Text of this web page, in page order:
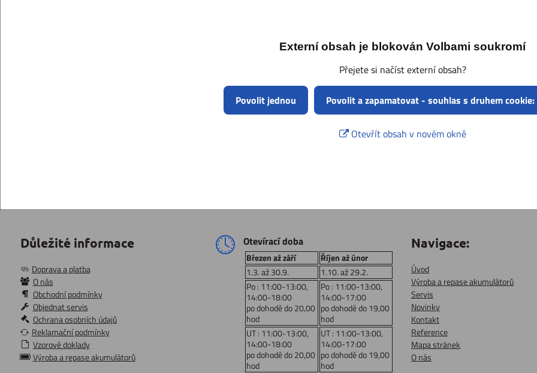
Externí obsah je blokován Volbami soukromí
Přejete si načíst externí obsah?
Povolit jednou Povolit a zapamatovat - souhlas s druhem
Otevřít obsah v novém okně
Důležité informace
Doprava a platba
O nás
Obchodní podmínky
Objednat servis
Ochrana osobních údajů
Reklamační podmínky
Vzorové doklady
Výroba a repase akumulátorů
Otevírací doba
Březen až září
Říjen až únor
1.3. až 30.9.
1.10. až 29.2.
Po : 11:00-13:00,
14:00-18:00
po dohodě do 20,00
hod
Po : 11:00-13:00,
14:00-17:00
po dohodě do 19,00
hod
UT : 11:00-13:00,
14:00-18:00
po dohodě do 20,00
hod
UT : 11:00-13:00,
14:00-17:00
po dohodě do 19,00
hod
Navigace:
Úvod
Výroba a repase akumulátorů
Servis
Novinky
Kontakt
Reference
Mapa stránek
O nás